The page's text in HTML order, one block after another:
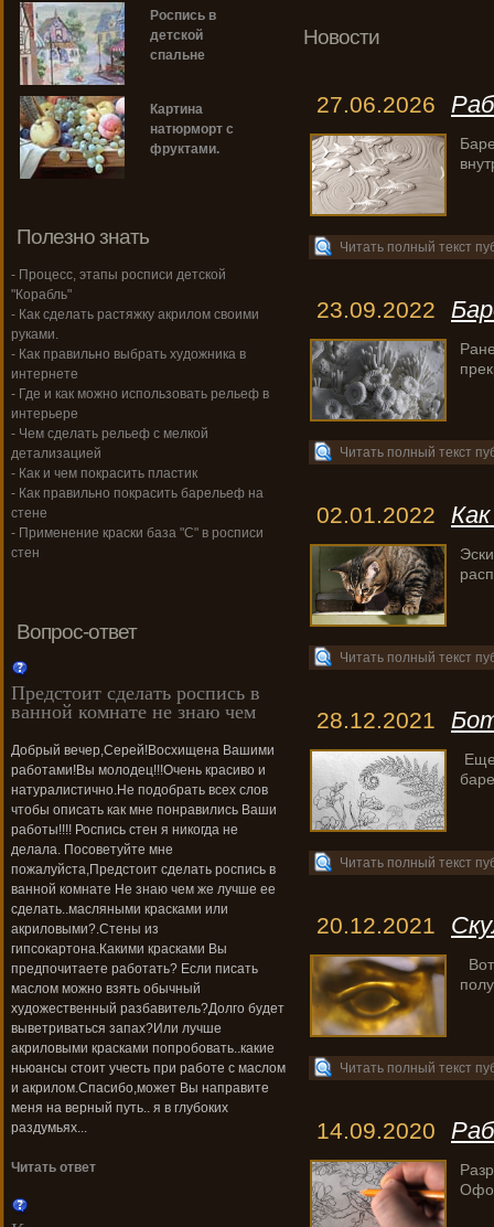
Новости
27.06.2026
Читать полный текст
23.09.2022
Читать полный текст
02.01.2022
Читать полный текст
28.12.2021
Читать полный текст
20.12.2021
Читать полный текст
14.09.2020
Роспись в
детской
спальне
Картина
натюрморт с
фруктами.
Полезно знать
- Процесс, этапы росписи детской
"Корабль"
- Как сделать растяжку акрилом своими
руками.
- Как правильно выбрать художника в
интернете
- Где и как можно использовать рельеф в
интерьере
- Чем сделать рельеф с мелкой
детализацией
- Как и чем покрасить пластик
- Как правильно покрасить барельеф на
стене
- Применение краски база "С" в росписи
стен
Вопрос-ответ
Предстоит сделать роспись в
ванной комнате не знаю чем
Добрый вечер,Серей!Восхищена Вашими
работами!Вы молодец!!!Очень красиво и
натуралистично.Не подобрать всех слов
чтобы описать как мне понравились Ваши
работы!!!! Роспись стен я никогда не
делала. Посоветуйте мне
пожалуйста,Предстоит сделать роспись в
ванной комнате Не знаю чем же лучше ее
сделать..масляными красками или
акриловыми?.Стены из
гипсокартона.Какими красками Вы
предпочитаете работать? Если писать
маслом можно взять обычный
художественный разбавитель?Долго будет
выветриваться запах?Или лучше
акриловыми красками попробовать..какие
ньюансы стоит учесть при работе с маслом
и акрилом.Спасибо,может Вы направите
меня на верный путь.. я в глубоких
раздумьях...
Читать ответ